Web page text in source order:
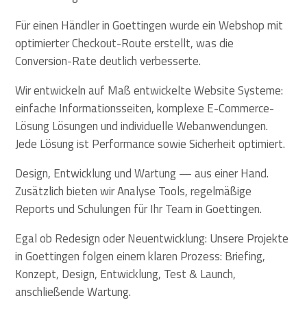
Für einen Händler in Goettingen wurde ein Webshop mit
optimierter Checkout-Route erstellt, was die
Conversion-Rate deutlich verbesserte.
Wir entwickeln auf Maß entwickelte Website Systeme:
einfache Informationsseiten, komplexe E-Commerce-
Lösung Lösungen und individuelle Webanwendungen.
Jede Lösung ist Performance sowie Sicherheit optimiert.
Design, Entwicklung und Wartung — aus einer Hand.
Zusätzlich bieten wir Analyse Tools, regelmäßige
Reports und Schulungen für Ihr Team in Goettingen.
Egal ob Redesign oder Neuentwicklung: Unsere Projekte
in Goettingen folgen einem klaren Prozess: Briefing,
Konzept, Design, Entwicklung, Test & Launch,
anschließende Wartung.